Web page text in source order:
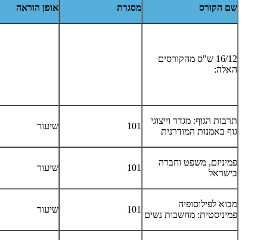
שם הקורס מסגרת אופן הוראה
16/12 ש"ס מהקורסים
האלה:
תרבות הגוף: מגדר וייצוגי
גוף באמנות המודרנית
101 שיעור
פמיניזם, משפט וחברה
בישראל
101 שיעור
מבוא לפילוסופיה
פמיניסטית: מחשבות נשים
101 שיעור